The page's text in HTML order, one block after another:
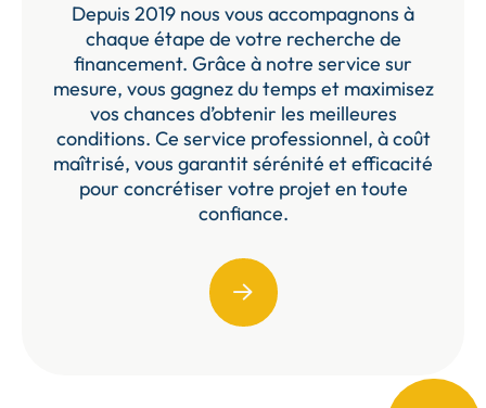
Depuis 2019 nous vous accompagnons à
chaque étape de votre recherche de
financement. Grâce à notre service sur
mesure, vous gagnez du temps et maximisez
vos chances d’obtenir les meilleures
conditions. Ce service professionnel, à coût
maîtrisé, vous garantit sérénité et efficacité
pour concrétiser votre projet en toute
confiance.